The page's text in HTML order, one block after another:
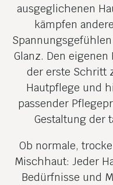
ausgeglichenen
kämpfen
Glanz. Den
der erste Schritt
Hautpflege und
passender
Gestaltung der
Ob normale,
Mischhaut: Jeder
Bedürfnisse und